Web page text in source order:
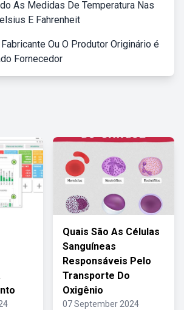
As Medidas De Temperatura Nas
E Fahrenheit
Ou O Produtor Originário é
Fornecedor
Quais São As Células
Sanguíneas
Responsáveis Pelo
Transporte Do
Oxigênio
07 September 2024